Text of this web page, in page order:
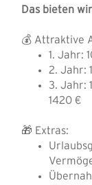
Das bieten
💰 Attraktive
1. Jahr:
2. Jahr:
3. Jahr:
1420 €
🎁 Extras: